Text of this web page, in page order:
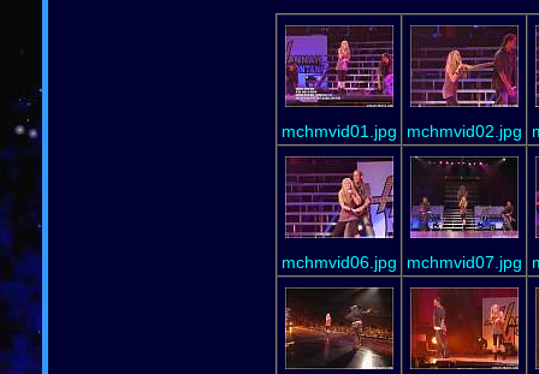
mchmvid01.jpg mchmvid02.jpg
mchmvid06.jpg mchmvid07.jpg